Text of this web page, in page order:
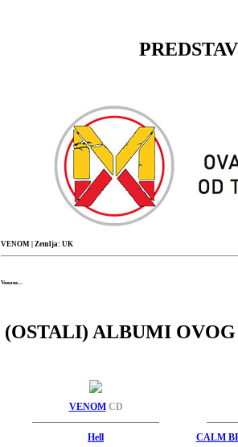
VENOM | Zemlja: UK
Venom...
(OSTALI) ALBUMI
VENOMCD
Hell CALM